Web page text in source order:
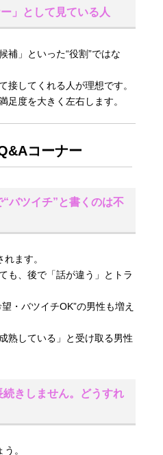
」として見ている人
補」といった“役割”ではな
接してくれる人が理想です。
足度を大きく左右します。
コーナー
バツイチ”と書くのは不
ます。
も、後で「話が違う」とトラ
・バツイチOK”の男性も増え
熟している」と受け取る男性
きしません。どうすれ
。